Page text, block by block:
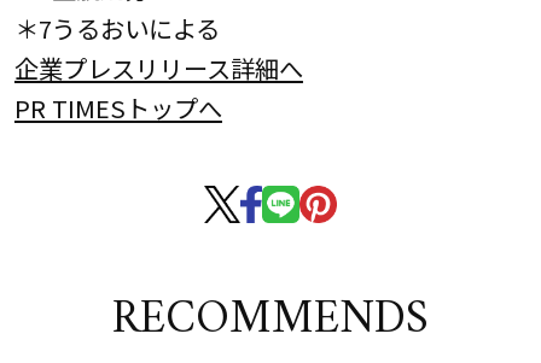
＊7うるおいによる
企業プレスリリース詳細へ
PR TIMESトップへ
RECOMMENDS